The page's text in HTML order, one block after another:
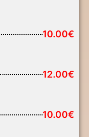
10.00€
12.00€
10.00€